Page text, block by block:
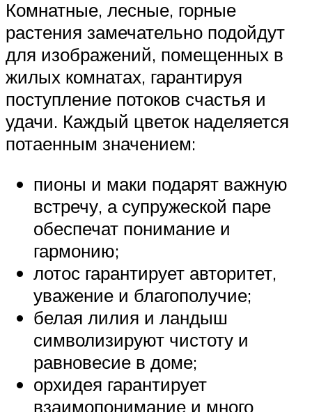
Комнатные, лесные, горные
растения замечательно подойдут
для изображений, помещенных в
жилых комнатах, гарантируя
поступление потоков счастья и
удачи. Каждый цветок наделяется
потаенным значением:
пионы и маки подарят важную
встречу, а супружеской паре
обеспечат понимание и
гармонию;
лотос гарантирует авторитет,
уважение и благополучие;
белая лилия и ландыш
символизируют чистоту и
равновесие в доме;
орхидея гарантирует
взаимопонимание и много